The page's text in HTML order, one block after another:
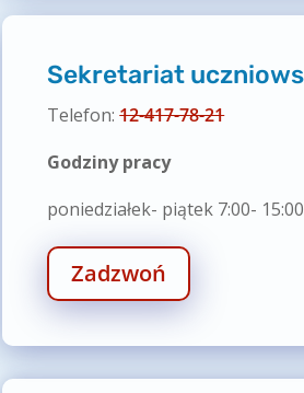
Sekretariat
Telefon:12-417-78-21
Godziny pracy
poniedziałek- piątek 7:00- 15:00
Zadzwoń